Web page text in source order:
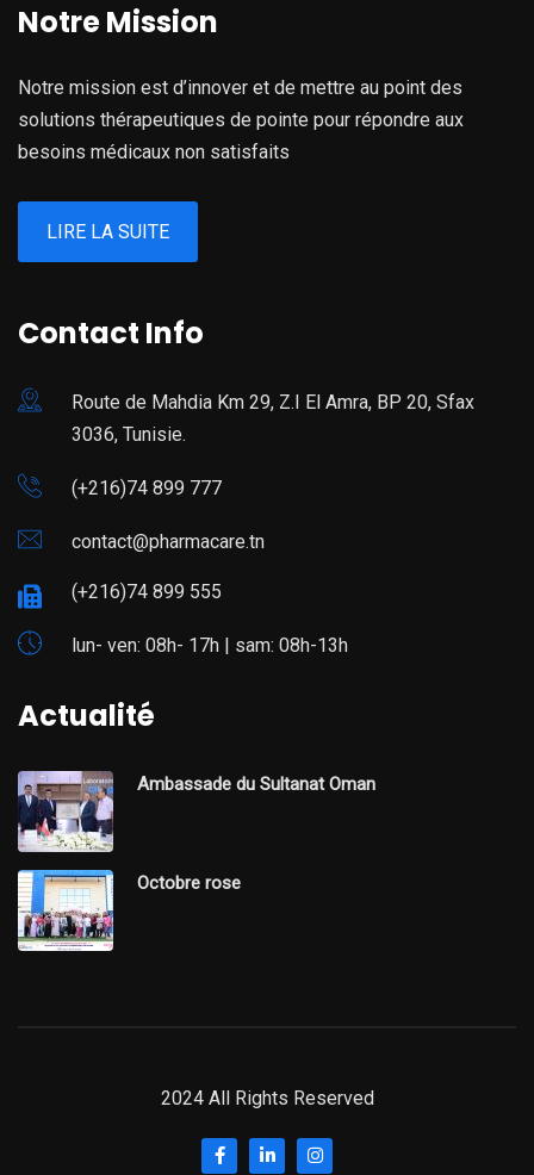
Notre Mission
Notre mission est d’innover et de mettre au point des
solutions thérapeutiques de pointe pour répondre aux
besoins médicaux non satisfaits
LIRE LA SUITE
Contact Info
Route de Mahdia Km 29, Z.I El Amra, BP 20, Sfax
3036, Tunisie.
(+216)74 899 777
contact@pharmacare.tn
(+216)74 899 555
lun- ven: 08h- 17h | sam: 08h-13h
Actualité
Ambassade du Sultanat Oman
Octobre rose
2024 All Rights Reserved